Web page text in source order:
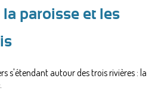
la paroisse et les
s'étendant autour des trois rivières : la